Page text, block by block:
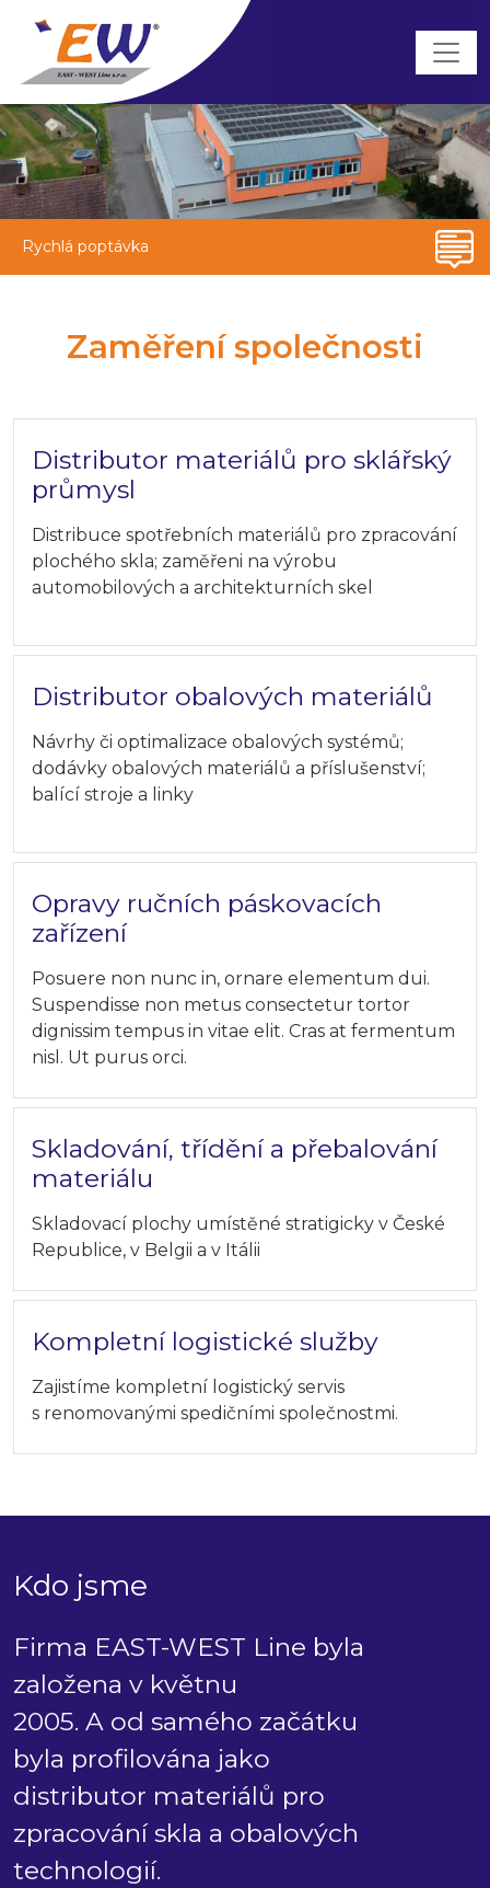
Rychlá poptávka
Zaměření společnosti
Distributor materiálů pro sklářský
průmysl
Distribuce spotřebních materiálů pro zpracování
plochého skla; zaměřeni na výrobu
automobilových a architekturních skel
Distributor obalových materiálů
Návrhy či optimalizace obalových systémů;
dodávky obalových materiálů a příslušenství;
balící stroje a linky
Opravy ručních páskovacích
zařízení
Posuere non nunc in, ornare elementum dui.
Suspendisse non metus consectetur tortor
dignissim tempus in vitae elit. Cras at fermentum
nisl. Ut purus orci.
Skladování, třídění a přebalování
materiálu
Skladovací plochy umístěné stratigicky v České
Republice, v Belgii a v Itálii
Kompletní logistické služby
Zajistíme kompletní logistický servis
s renomovanými spedičními společnostmi.
Kdo jsme
Firma EAST-WEST Line byla
založena v květnu
2005. A od samého začátku
byla profilována jako
distributor materiálů pro
zpracování skla a obalových
technologií.